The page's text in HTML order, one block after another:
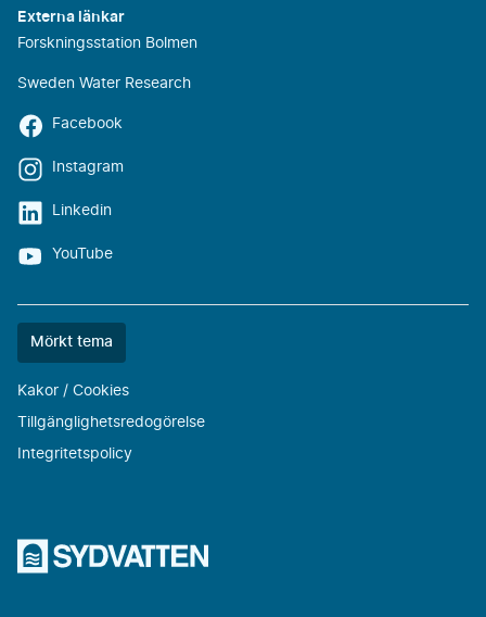
Externa länkar
Forskningsstation Bolmen
Sweden Water Research
Facebook
Instagram
Linkedin
YouTube
Färgtemat
Mörkt tema
Kakor / Cookies
Tillgänglighetsredogörelse
Integritetspolicy